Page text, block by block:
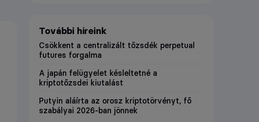
További híreink
Csökkent a centralizált tőzsdék perpetual
futures forgalma
A japán felügyelet késleltetné a
kriptotőzsdei kiutalást
Putyin aláírta az orosz kriptotörvényt, fő
szabályai 2026-ban jönnek